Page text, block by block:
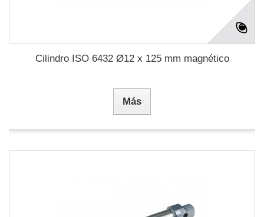
Cilindro ISO 6432 Ø12 x 125 mm magnético
Más